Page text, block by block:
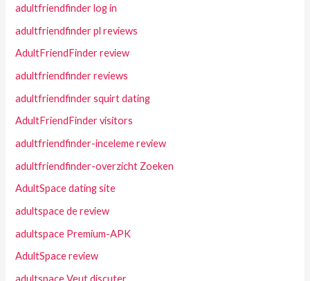
adultfriendfinder log in
adultfriendfinder pl reviews
AdultFriendFinder review
adultfriendfinder reviews
adultfriendfinder squirt dating
AdultFriendFinder visitors
adultfriendfinder-inceleme review
adultfriendfinder-overzicht Zoeken
AdultSpace dating site
adultspace de review
adultspace Premium-APK
AdultSpace review
adultspace Veut discuter